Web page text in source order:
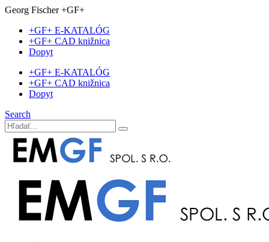
Georg Fischer +GF+
+GF+ E-KATALÓG
+GF+ CAD knižnica
Dopyt
+GF+ E-KATALÓG
+GF+ CAD knižnica
Dopyt
Search